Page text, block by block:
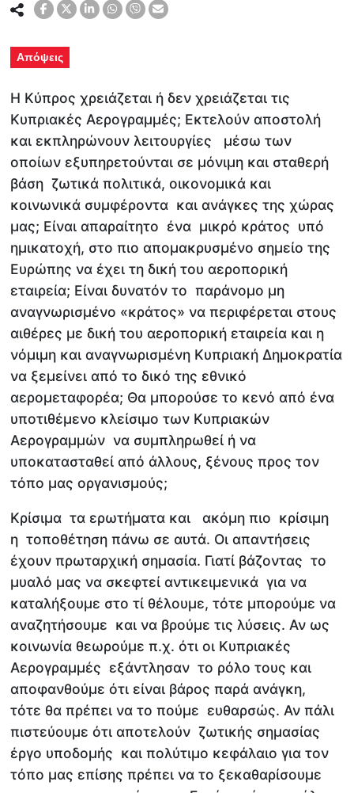
Απόψεις
Η Κύπρος χρειάζεται ή δεν χρειάζεται τις
Κυπριακές Αερογραμμές; Εκτελούν αποστολή
και εκπληρώνουν λειτουργίες μέσω των
οποίων εξυπηρετούνται σε μόνιμη και σταθερή
βάση ζωτικά πολιτικά, οικονομικά και
κοινωνικά συμφέροντα και ανάγκες της χώρας
μας; Είναι απαραίτητο ένα μικρό κράτος υπό
ημικατοχή, στο πιο απομακρυσμένο σημείο της
Ευρώπης να έχει τη δική του αεροπορική
εταιρεία; Είναι δυνατόν το παράνομο μη
αναγνωρισμένο «κράτος» να περιφέρεται στους
αιθέρες με δική του αεροπορική εταιρεία και η
νόμιμη και αναγνωρισμένη Κυπριακή Δημοκρατία
να ξεμείνει από το δικό της εθνικό
αερομεταφορέα; Θα μπορούσε το κενό από ένα
υποτιθέμενο κλείσιμο των Κυπριακών
Αερογραμμών να συμπληρωθεί ή να
υποκατασταθεί από άλλους, ξένους προς τον
τόπο μας οργανισμούς;
Κρίσιμα τα ερωτήματα και ακόμη πιο κρίσιμη
η τοποθέτηση πάνω σε αυτά. Οι απαντήσεις
έχουν πρωταρχική σημασία. Γιατί βάζοντας το
μυαλό μας να σκεφτεί αντικειμενικά για να
καταλήξουμε στο τί θέλουμε, τότε μπορούμε να
αναζητήσουμε και να βρούμε τις λύσεις. Αν ως
κοινωνία θεωρούμε π.χ. ότι οι Κυπριακές
Αερογραμμές εξάντλησαν το ρόλο τους και
αποφανθούμε ότι είναι βάρος παρά ανάγκη,
τότε θα πρέπει να το πούμε ευθαρσώς. Αν πάλι
πιστεύουμε ότι αποτελούν ζωτικής σημασίας
έργο υποδομής και πολύτιμο κεφάλαιο για τον
τόπο μας επίσης πρέπει να το ξεκαθαρίσουμε